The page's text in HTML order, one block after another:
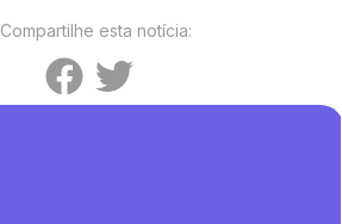
Compartilhe esta notícia: